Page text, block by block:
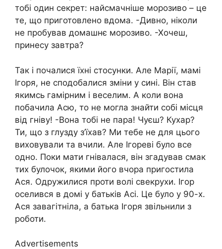
тобі один секрет: найсмачніше морозиво – це
те, що приготовлено вдома. -Дивно, ніколи
не пробував домашнє морозиво. -Хочеш,
принесу завтра?
Так і почалися їхні стосунки. Але Марії, мамі
Ігоря, не сподобалися зміни у сині. Він став
якимсь гамірним і веселим. А коли вона
побачила Асю, то не могла знайти собі місця
від гніву! -Вона тобі не пара! Чуєш? Кухар?
Ти, що з глузду з’їхав? Ми тебе не для цього
виховували та вчили. Але Ігореві було все
одно. Поки мати гнівалася, він згадував смак
тих булочок, якими його вчора пригостила
Ася. Одружилися проти волі свекрухи. Ігор
оселився в домі у батьків Асі. Це було у 90-х.
Ася завагітніла, а батька Ігоря звільнили з
роботи.
Advertisements